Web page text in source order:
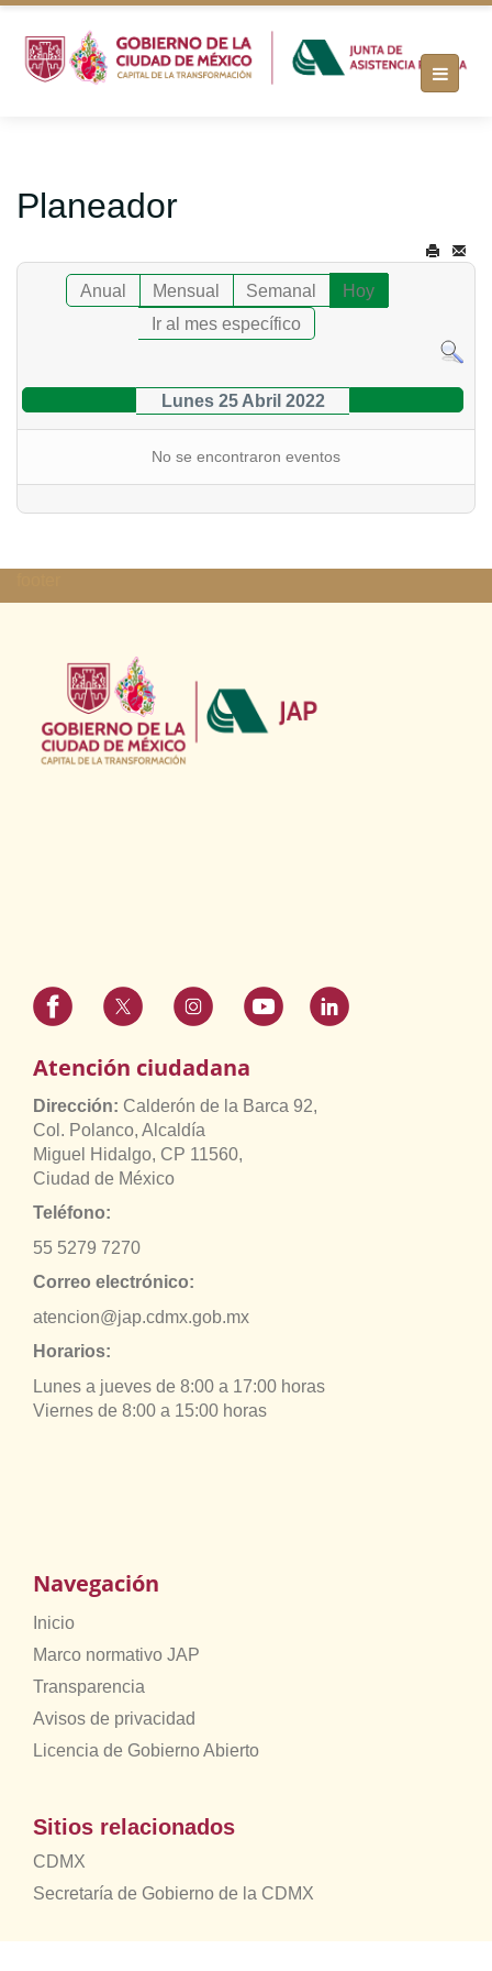
Planeador
Anual Mensual Semanal
Hoy
Ir al mes específico
Lunes 25 Abril 2022
No se encontraron eventos
Atención ciudadana
Dirección: Calderón de la Barca 92,
Col. Polanco, Alcaldía
Miguel Hidalgo, CP 11560,
Ciudad de México
Teléfono:
55 5279 7270
Correo electrónico:
atencion@jap.cdmx.gob.mx
Horarios:
Lunes a jueves de 8:00 a 17:00 horas
Viernes de 8:00 a 15:00 horas
Navegación
Inicio
Marco normativo JAP
Transparencia
Avisos de privacidad
Licencia de Gobierno Abierto
Sitios relacionados
CDMX
Secretaría de Gobierno de la CDMX